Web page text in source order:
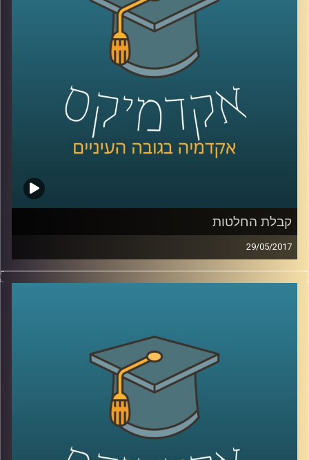
איזה חלק יש לאזרחי המדינה הפעילים
באינסטגרם לתהליך הזה ומה הקשר של כל זה
קרדיט תמונות: AudioVersity
קבלת החלטות
29/05/2017
מה הקשר בין ליטוף נשי בכתף לכסף שלנו? ובין
מסבירה למה אנחנו כל כך שונאים להפסיד וגם
למה לאחר שתדעו את כל זה, ברגע האמת,
כנראה שהמניפולציה הבאה תצליח לעבוד
AudioVersity